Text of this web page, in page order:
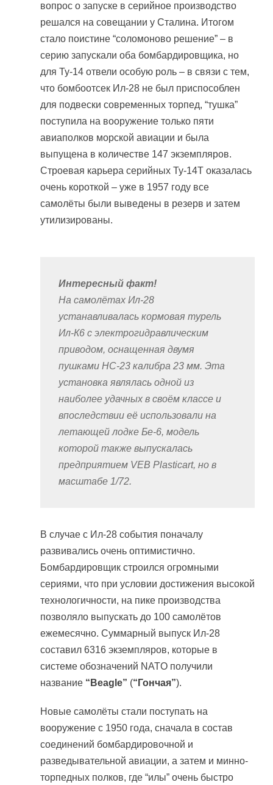
вопрос о запуске в серийное производство
решался на совещании у Сталина. Итогом
стало поистине “соломоново решение” – в
серию запускали оба бомбардировщика, но
для Ту-14 отвели особую роль – в связи с тем,
что бомбоотсек Ил-28 не был приспособлен
для подвески современных торпед, “тушка”
поступила на вооружение только пяти
авиаполков морской авиации и была
выпущена в количестве 147 экземпляров.
Строевая карьера серийных Ту-14Т оказалась
очень короткой – уже в 1957 году все
самолёты были выведены в резерв и затем
утилизированы.
Интересный факт!
На самолётах Ил-28
устанавливалась кормовая турель
Ил-К6 с электрогидравлическим
приводом, оснащенная двумя
пушками НС-23 калибра 23 мм. Эта
установка являлась одной из
наиболее удачных в своём классе и
впоследствии её использовали на
летающей лодке Бе-6, модель
которой также выпускалась
предприятием VEB Plasticart, но в
масштабе 1/72.
В случае с Ил-28 события поначалу
развивались очень оптимистично.
Бомбардировщик строился огромными
сериями, что при условии достижения высокой
технологичности, на пике производства
позволяло выпускать до 100 самолётов
ежемесячно. Суммарный выпуск Ил-28
составил 6316 экземпляров, которые в
системе обозначений NATO получили
название “Beagle” (“Гончая”).
Новые самолёты стали поступать на
вооружение с 1950 года, сначала в состав
соединений бомбардировочной и
разведывательной авиации, а затем и минно-
торпедных полков, где “илы” очень быстро